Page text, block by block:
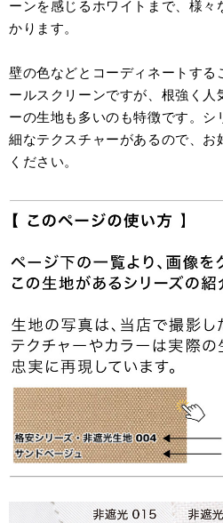
ーンを感じるホワイトまで、様
かります。
壁の色などとコーディネートする
ールスクリーンですが、根強く人
ーの生地も多いのも特徴です。
細なテクスチャーがあるので、お
ください。